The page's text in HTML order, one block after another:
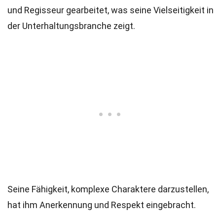
und Regisseur gearbeitet, was seine Vielseitigkeit in
der Unterhaltungsbranche zeigt.
Seine Fähigkeit, komplexe Charaktere darzustellen,
hat ihm Anerkennung und Respekt eingebracht.